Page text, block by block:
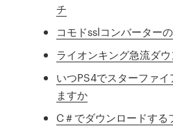
チ
コモドsslコンバーター
ライオンキング急流ダ
いつPS4でスターファ
ますか
C＃でダウンロードす